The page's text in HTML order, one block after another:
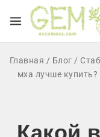
Главная / Блог /
мха лучше купить?